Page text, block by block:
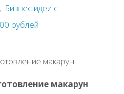
, Бизнес идеи с
рублей
макарун